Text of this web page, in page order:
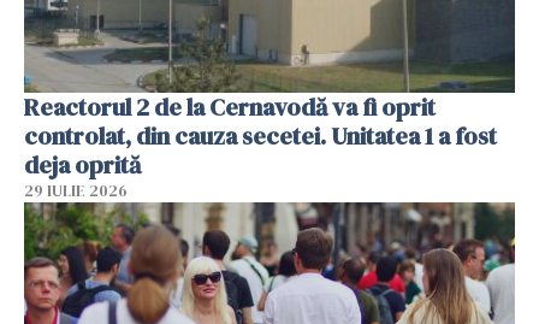
Reactorul 2 de la Cernavodă va fi oprit
controlat, din cauza secetei. Unitatea 1 a fost
deja oprită
29 IULIE 2026